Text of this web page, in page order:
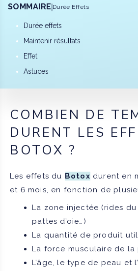
SOMMAIRE Durée Effets
Durée effets
Maintenir résultats
Effet
Astuces
COMBIEN DE
DURENT LES
BOTOX ?
Les effets du Botox durent en
et 6 mois, en fonction de
La zone injectée (rides du
pattes d’oie…)
La quantité de produit
La force musculaire de la
L’âge, le type de peau et